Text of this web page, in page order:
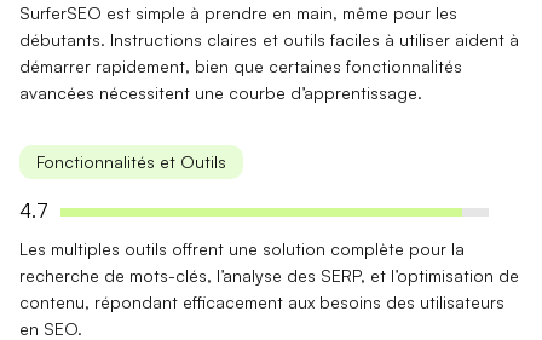
SurferSEO est simple à prendre en main, même pour les
débutants. Instructions claires et outils faciles à utiliser aident à
démarrer rapidement, bien que certaines fonctionnalités
avancées nécessitent une courbe d’apprentissage.
Fonctionnalités et Outils
4.7
Les multiples outils offrent une solution complète pour la
recherche de mots-clés, l’analyse des SERP, et l’optimisation de
contenu, répondant efficacement aux besoins des utilisateurs
en SEO.